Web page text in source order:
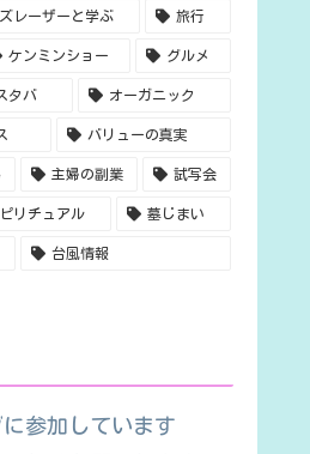
レーザーと学ぶ 旅行
ケンミンショー グルメ
タバ オーガニック
バリューの真実
主婦の副業 試写会
リチュアル 墓じまい
台風情報
参加しています